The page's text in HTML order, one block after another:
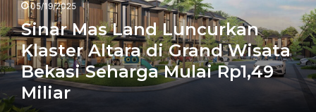
Grand
Wisata
Bekasi
Seharga
Mulai
Rp1,49
Miliar
05/19/2025
Sinar Mas Land Luncurkan
Klaster Altara di Grand Wisata
Bekasi Seharga Mulai Rp1,49
Miliar